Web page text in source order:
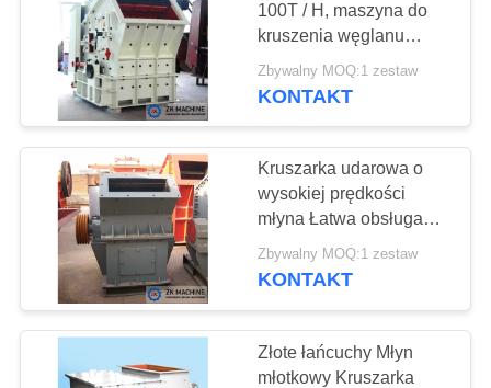
Urządzenia do
przenoszenia
48
Linia do produkcji
cementu
100T / H, maszyna do
kruszenia węglanu
wapnia / kamienia
Zbywalny MOQ:1 zestaw
KONTAKT
Kruszarka udarowa o
wysokiej prędkości
młyna Łatwa obsługa
Niskie zużycie energii
Zbywalny MOQ:1 zestaw
KONTAKT
Złote łańcuchy Młyn
młotkowy Kruszarka